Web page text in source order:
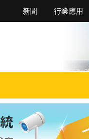
新聞 行業應用